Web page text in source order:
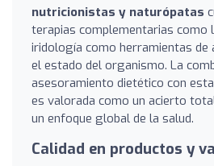
nutricionistas y naturópatas
terapias complementarias como
iridología como herramientas de
el estado del organismo. La
asesoramiento dietético con
es valorada como un acierto
un enfoque global de la salud.
Calidad en productos y